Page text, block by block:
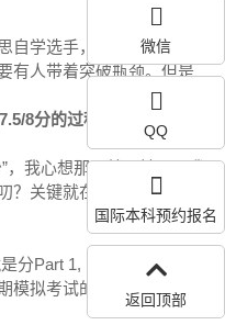
自学选手，因为有些小白
有人带着突破瓶颈。但是
8分的过程，因为我自己
，我心想那不就是扯淡，我
？关键就在于，我们很多
分Part 1, Part 2和Part 3专
模拟考试的学生去提高考
微信
QQ
国际本科预约报名
返回顶部